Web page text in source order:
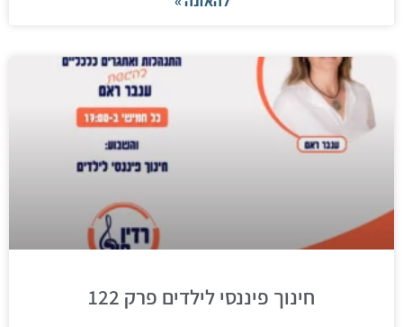
חינוך פיננסי לילדים פרק 122